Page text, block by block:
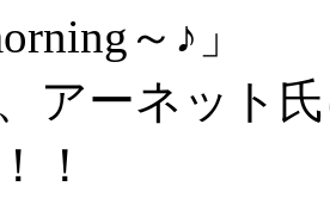
～♪」
アーネット
！